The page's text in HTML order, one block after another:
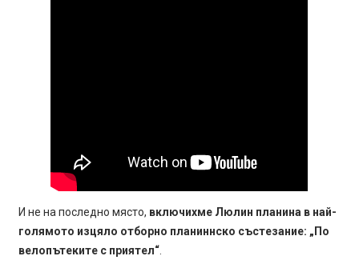
И не на последно място, включихме Люлин планина в най-
голямото изцяло отборно планиннско състезание: „По
велопътеките с приятел“